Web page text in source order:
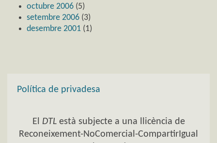
octubre 2006 (5)
setembre 2006 (3)
desembre 2001 (1)
Política de privadesa
El DTLestà subjecte a una llicència de
Reconeixement-NoComercial-CompartirIgual